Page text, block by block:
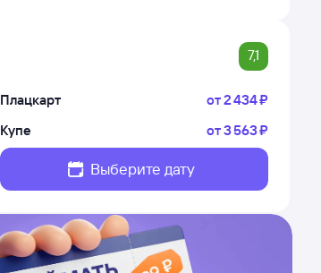
7,1
Плацкарт от2 ⁠434 ⁠₽
Купе
от3 ⁠563 ⁠₽
Выберите дату